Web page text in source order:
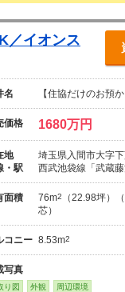
／イオンス
名 【住協だけのお預
価格 1680万円
地
埼玉県入間市大字
・駅
西武池袋線「武蔵
面積 76m2
（22.98坪）
芯）
コニー 8.53m2
写真
り図 外観 周辺環境